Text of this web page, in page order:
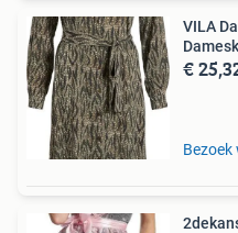
VILA
€
Bezoek